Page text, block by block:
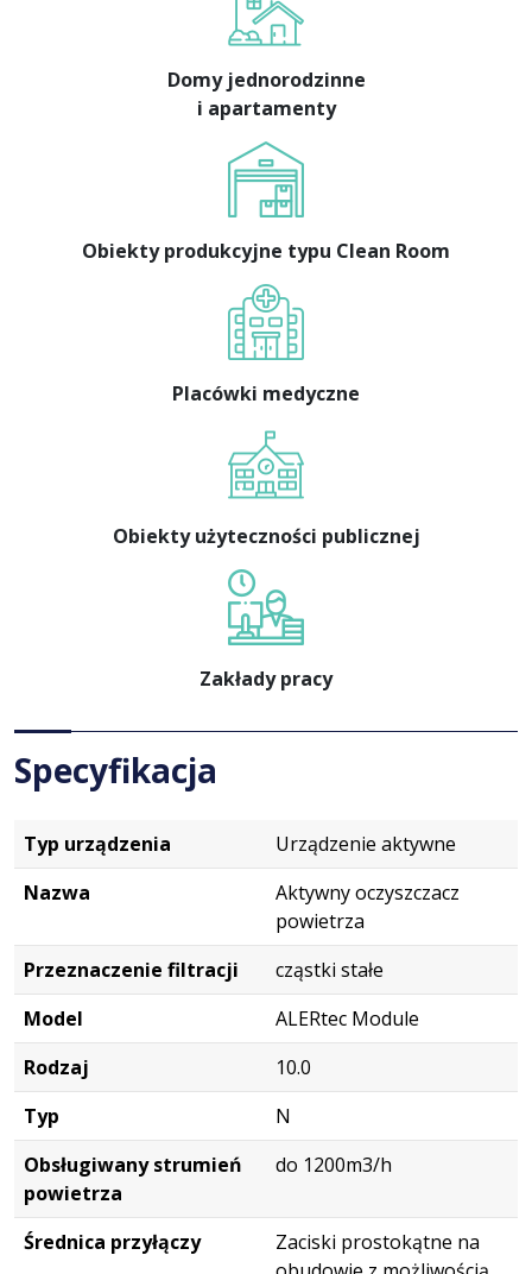
Domy jednorodzinne
i apartamenty
Obiekty produkcyjne typu Clean Room
Placówki medyczne
Obiekty użyteczności publicznej
Zakłady pracy
Specyfikacja
Typ urządzenia
Urządzenie aktywne
Nazwa
Aktywny oczyszczacz
powietrza
Przeznaczenie filtracji
cząstki stałe
Model
ALERtec Module
Rodzaj
10.0
Typ
N
Obsługiwany strumień
powietrza
do 1200m3/h
Średnica przyłączy
Zaciski prostokątne na